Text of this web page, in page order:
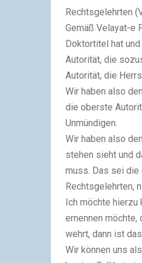
Rechtsgelehrten
Gemäß Velayat-e
Doktortitel hat
Autorität, die
Autorität, die
Wir haben also
die oberste
Unmündigen.
Wir haben also
stehen sieht und
muss. Das sei die
Rechtsgelehrten,
Ich möchte hierzu
ernennen möchte,
wehrt, dann ist
Wir können uns